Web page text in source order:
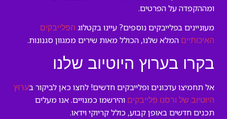
ומההקפדה על הפרטים.
מעוניינים בפלייבקים נוספים? עיינו בקטלוג הפלייבקים
האיכותיים המלא שלנו, הכולל מאות שירים ממגוון סגנונות.
בקרו בערוץ היוטיוב שלנו
אל תחמיצו עדכונים ופלייבקים חדשים! לחצו כאן לביקור בערוץ
היוטיוב של ורסנו פלייבקים והירשמו כמנויים. אנו מעלים
תכנים חדשים באופן קבוע, כולל קריוקי וידאו.